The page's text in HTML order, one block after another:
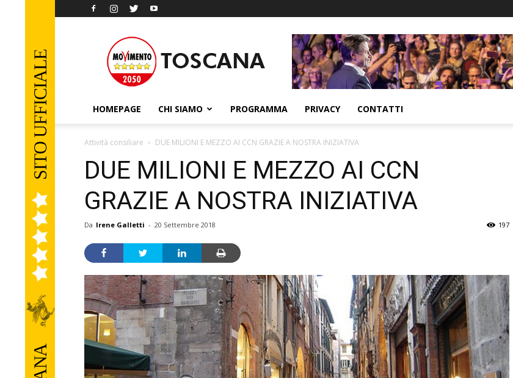
Movimento
5
Stelle
Toscana
HOMEPAGE CHI SIAMO PROGRAMMA PRIVACY CONTATTI
Attività consiliare DUE MILIONI E MEZZO AI CCN GRAZIE A NOSTRA INIZIATIVA
DUE MILIONI E MEZZO AI CCN
GRAZIE A NOSTRA INIZIATIVA
Da Irene Galletti - 20 Settembre 2018 197